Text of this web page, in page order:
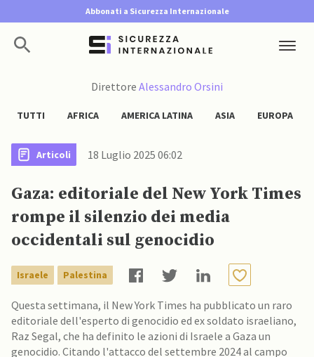
Abbonati a Sicurezza Internazionale
Direttore Alessandro Orsini
TUTTI AFRICA AMERICA LATINA ASIA EUROPA
Articoli 18 Luglio 2025 06:02
Gaza: editoriale del New York Times
rompe il silenzio dei media
occidentali sul genocidio
Israele Palestina
Questa settimana, il New York Times ha pubblicato un raro
editoriale dell'esperto di genocidio ed ex soldato israeliano,
Raz Segal, che ha definito le azioni di Israele a Gaza un
genocidio. Citando l'attacco del settembre 2024 al campo